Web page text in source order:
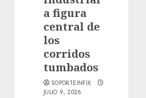
a figura
central de
los
corridos
tumbados
SOPORTEINFIX
JULIO 9, 2026